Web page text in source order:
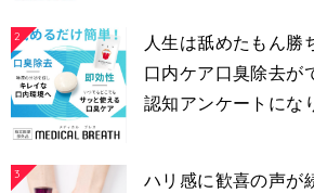
2
人生は舐めたもん勝
口内ケア口臭除去が
認知アンケートにな
3
ハリ感に歓喜の声が